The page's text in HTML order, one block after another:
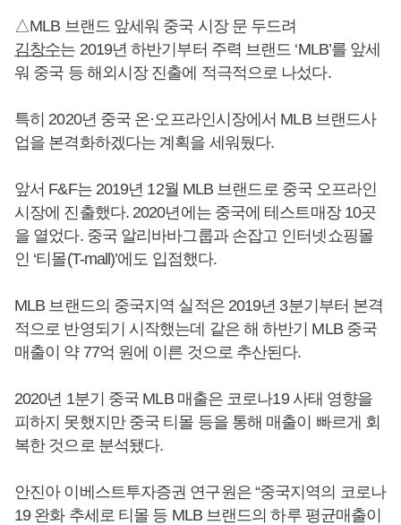
△MLB 브랜드 앞세워 중국 시장 문 두드려
김창수는 2019년 하반기부터 주력 브랜드 ‘MLB’를 앞세
워 중국 등 해외시장 진출에 적극적으로 나섰다.
특히 2020년 중국 온·오프라인시장에서 MLB 브랜드사
업을 본격화하겠다는 계획을 세워뒀다.
앞서 F&F는 2019년 12월 MLB 브랜드로 중국 오프라인
시장에 진출했다. 2020년에는 중국에 테스트매장 10곳
을 열었다. 중국 알리바바그룹과 손잡고 인터넷쇼핑몰
인 ‘티몰(T-mall)’에도 입점했다.
MLB 브랜드의 중국지역 실적은 2019년 3분기부터 본격
적으로 반영되기 시작했는데 같은 해 하반기 MLB 중국
매출이 약 77억 원에 이른 것으로 추산된다.
2020년 1분기 중국 MLB 매출은 코로나19 사태 영향을
피하지 못했지만 중국 티몰 등을 통해 매출이 빠르게 회
복한 것으로 분석됐다.
안진아 이베스트투자증권 연구원은 “중국지역의 코로나
19 완화 추세로 티몰 등 MLB 브랜드의 하루 평균매출이